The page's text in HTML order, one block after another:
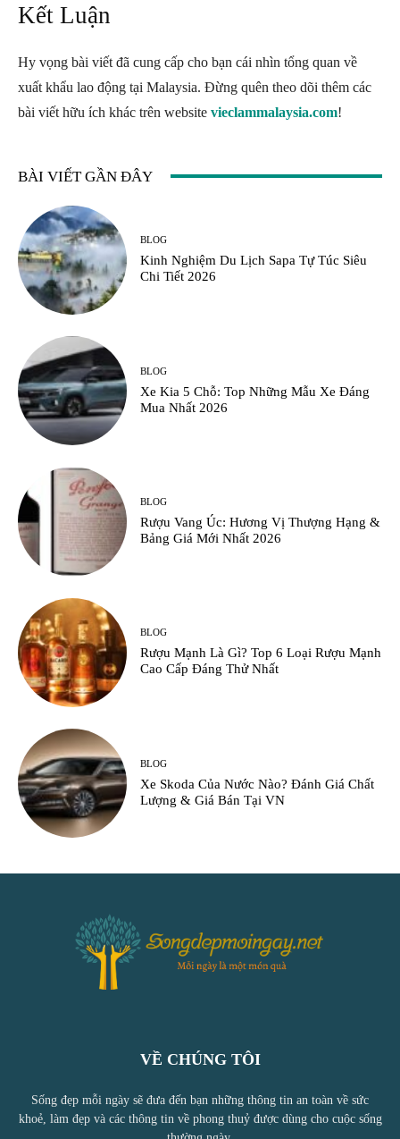
Kết Luận
Hy vọng bài viết đã cung cấp cho bạn cái nhìn tổng quan về
xuất khẩu lao động tại Malaysia. Đừng quên theo dõi thêm các
bài viết hữu ích khác trên website vieclammalaysia.com!
BÀI VIẾT GẦN ĐÂY
BLOG
Kinh Nghiệm Du Lịch Sapa Tự Túc Siêu
Chi Tiết 2026
BLOG
Xe Kia 5 Chỗ: Top Những Mẫu Xe Đáng
Mua Nhất 2026
BLOG
Rượu Vang Úc: Hương Vị Thượng Hạng &
Bảng Giá Mới Nhất 2026
BLOG
Rượu Mạnh Là Gì? Top 6 Loại Rượu Mạnh
Cao Cấp Đáng Thử Nhất
BLOG
Xe Skoda Của Nước Nào? Đánh Giá Chất
Lượng & Giá Bán Tại VN
VỀ CHÚNG TÔI
Sống đẹp mỗi ngày sẽ đưa đến bạn những thông tin an toàn về sức
khoẻ, làm đẹp và các thông tin về phong thuỷ được dùng cho cuộc sống